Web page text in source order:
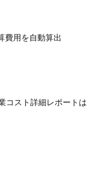
費用を自動算出
コスト詳細レポートは